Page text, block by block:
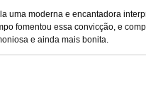
uma moderna e encantadora
fomentou essa convicção, e
e ainda mais bonita.